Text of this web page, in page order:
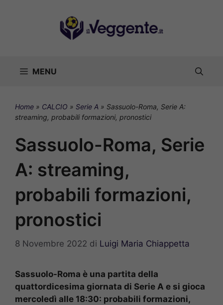
MENU
Home » CALCIO » Serie A » Sassuolo-Roma, Serie A:
streaming, probabili formazioni, pronostici
Sassuolo-Roma, Serie
A: streaming,
probabili formazioni,
pronostici
8 Novembre 2022 di Luigi Maria Chiappetta
Sassuolo-Roma è una partita della
quattordicesima giornata di Serie A e si gioca
mercoledì alle 18:30: probabili formazioni,